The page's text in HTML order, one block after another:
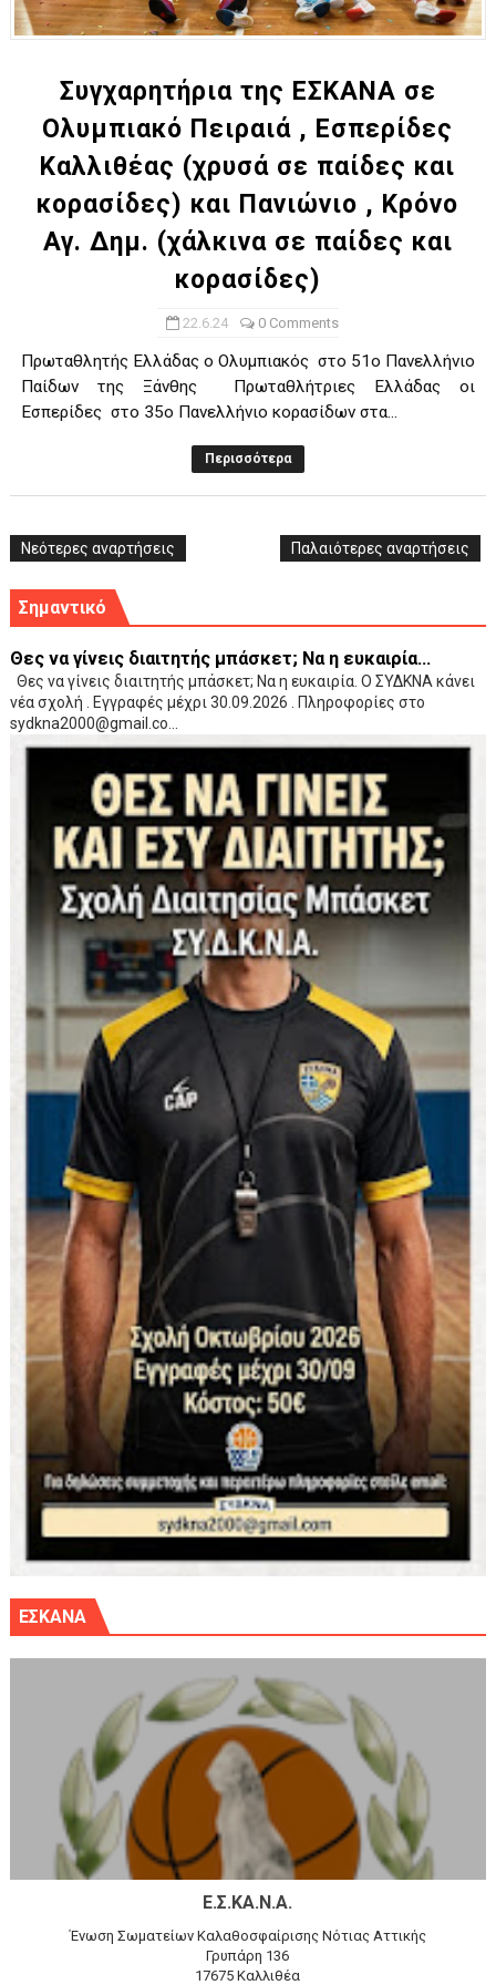
ΧΡΟΝΙΑ ΠΟΛΛΑ ΣΤΟ ΕΛΛΗΝΙΚΟ ΜΠΑΣΚΕΤ : 39Η ΕΠΕΤΕΙΟΣ ΑΠΟ
Ο δρόμος για τον 29ο τελικό κυπέλλου ανδρών ΕΣΚΑΝΑ
U21: Τεράστια πρόκριση για τον Πανελευσινιακό στον
Γ΄ανδρών play offs : "Σκληρό" καρύδι η Φιλία Περάματος
Play off B εφήβων Β φάση Στο f4 ΑΕ Ρέντη, Πέρα , Ερμής
Συγχαρητήρια της ΕΣΚΑΝΑ σε
Ολυμπιακό Πειραιά , Εσπερίδες
Καλλιθέας (χρυσά σε παίδες και
κορασίδες) και Πανιώνιο , Κρόνο
Αγ. Δημ. (χάλκινα σε παίδες και
κορασίδες)
22.6.24 0 Comments
Πρωταθλητής Ελλάδας ο Ολυμπιακός στο 51ο Πανελλήνιο
Παίδων της Ξάνθης Πρωταθλήτριες Ελλάδας οι
Εσπερίδες στο 35ο Πανελλήνιο κορασίδων στα...
Περισσότερα
Νεότερες αναρτήσεις Παλαιότερες αναρτήσεις
Σημαντικό
Θες να γίνεις διαιτητής μπάσκετ; Να η ευκαιρία...
Θες να γίνεις διαιτητής μπάσκετ; Να η ευκαιρία. Ο ΣΥΔΚΝΑ κάνει
νέα σχολή . Εγγραφές μέχρι 30.09.2026 . Πληροφορίες στο
sydkna2000@gmail.co...
ΕΣΚΑΝΑ
Ε.Σ.ΚΑ.Ν.Α.
Ένωση Σωματείων Καλαθοσφαίρισης Νότιας Αττικής
Γρυπάρη 136
17675 Καλλιθέα